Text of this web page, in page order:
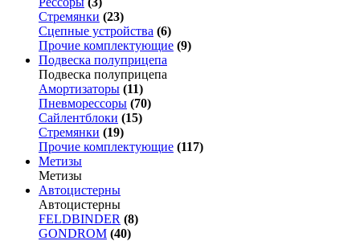
Стремянки (23)
Сцепные устройства (6)
Прочие комплектующие (9)
Подвеска полуприцепа
Подвеска полуприцепа
Амортизаторы (11)
Пневморессоры (70)
Сайлентблоки (15)
Стремянки (19)
Прочие комплектующие (117)
Метизы
Метизы
Автоцистерны
Автоцистерны
FELDBINDER (8)
GONDROM (40)